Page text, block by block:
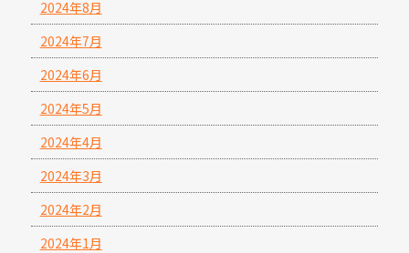
2024年8月
2024年7月
2024年6月
2024年5月
2024年4月
2024年3月
2024年2月
2024年1月